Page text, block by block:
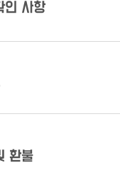
인 사항
환불